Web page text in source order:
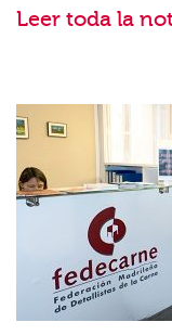
Leer toda la